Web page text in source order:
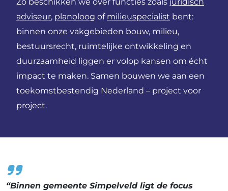
adviseur, planoloog of milieuspecialist bent:
binnen onze vakgebieden bouw, milieu,
bestuursrecht, ruimtelijke ontwikkeling en
duurzaamheid liggen er volop kansen om écht
impact te maken. Samen bouwen we aan een
toekomstbestendig Nederland – project voor
project.
“Binnen gemeente Simpelveld ligt de focus